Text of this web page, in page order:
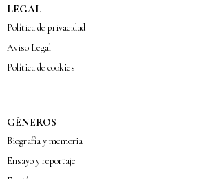
LEGAL
Política de privacidad
Aviso Legal
Política de cookies
GÉNEROS
Biografía y memoria
Ensayo y reportaje